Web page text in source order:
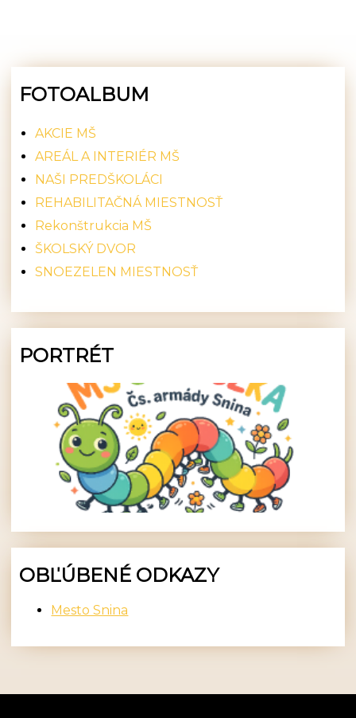
FOTOALBUM
AKCIE MŠ
AREÁL A INTERIÉR MŠ
NAŠI PREDŠKOLÁCI
REHABILITAČNÁ MIESTNOSŤ
Rekonštrukcia MŠ
ŠKOLSKÝ DVOR
SNOEZELEN MIESTNOSŤ
PORTRÉT
OBĽÚBENÉ ODKAZY
Mesto Snina